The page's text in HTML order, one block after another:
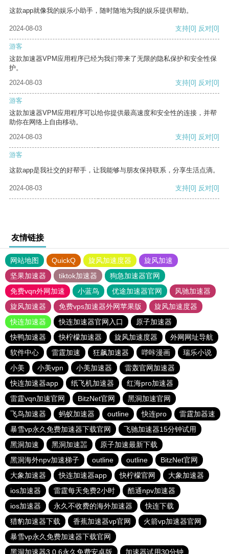
这款app就像我的娱乐小助手，随时随地为我的娱乐提供帮助。
2024-08-03 支持[0] 反对[0]
游客
这款加速器VPM应用程序已经为我们带来了无限的隐私保护和安全性保
护。
2024-08-03
支持[0] 反对[0]
游客
这款加速器VPM应用程序可以给你提供最高速度和安全性的连接，并帮
助你在网络上自由移动。
2024-08-03
支持[0] 反对[0]
游客
这款app是我社交的好帮手，让我能够与朋友保持联系，分享生活点滴。
2024-08-03 支持[0] 反对[0]
友情链接
网站地图 QuickQ 旋风加速度器
旋风加速
坚果加速器
tiktok加速器
狗急加速器官网
免费vqn外网加速
小蓝鸟 优途加速器官网
风驰加速器
旋风加速器
免费vps加速器外网苹果版
旋风加速度器
快连加速器
快连加速器官网入口
原子加速器
快鸭加速器
快柠檬加速器 旋风加速度器
外网网址导航
软件中心
雷霆加速 狂飙加速器 哔咔漫画
瑞乐小说
小美
小美vpn 小美加速器
雷轰官网加速器
快连加速器app
纸飞机加速器
红海pro加速器
雷霆vqn加速官网
BitzNet官网
黑洞加速官网
飞鸟加速器
蚂蚁加速器 outline 快连pro
雷霆加器速
暴雪vp永久免费加速器下载官网
飞驰加速器15分钟试用
黑洞加速
黑洞加速噐
原子加速最新下载
黑洞海外npv加速梯子
outline outline
BitzNet官网
大象加速器
快连加速器app 快柠檬官网
大象加速器
ios加速器
雷霆每天免费2小时
酷通npv加速器
ios加速器
永久不收费的海外加速器
快连下载
猎豹加速器下载
香蕉加速器vp官网
火箭vp加速器官网
暴雪vp永久免费加速器下载官网
黑洞加速器3.0.6永久免费安卓版
加速器试用30分钟